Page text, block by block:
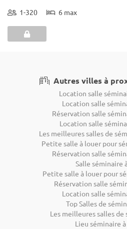
1-320 6 max
Autres villes à
Location salle
Location salle
Réservation salle
Location salle
Les meilleures salles de
Petite salle à louer pour
Réservation salle
Salle séminaire
Petite salle à louer pour
Réservation salle
Location salle
Top Salles de
Les meilleures salles de
Lieu séminaire